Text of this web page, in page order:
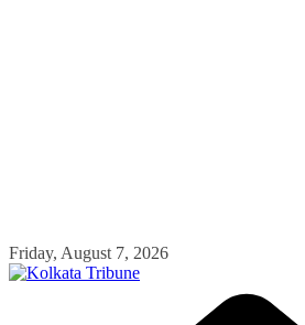
Skip
to
Friday, August 7, 2026